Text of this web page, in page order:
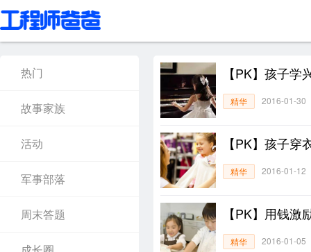
热门
故事家族
活动
军事部落
周末答题
【PK】孩子
持，还是顺他
精华 2016-01-30
【PK】孩子
精华 2016-01-12
【PK】用钱
精华 2016-01-05